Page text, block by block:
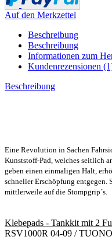
Auf den Merkzettel
Beschreibung
Beschreibung
Informationen zum
Kundenrezensionen
Beschreibung
Eine Revolution in Sachen
Kunststoff-Pad, welches seitlich
geben einen einmaligen Halt,
schneller Erschöpfung entgegen.
mittlerweile auf die Stompgrip´s.
Klebepads - Tankkit mit 2
RSV1000R 04-09 /